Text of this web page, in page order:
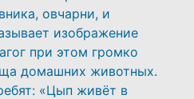
овчарни, и
изображение
при этом громко
домашних животных.
«Цып живёт в